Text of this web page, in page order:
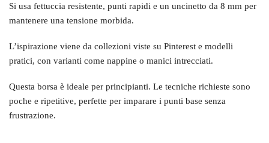
Si usa fettuccia resistente, punti rapidi e un uncinetto da 8 mm per
mantenere una tensione morbida.
L’ispirazione viene da collezioni viste su Pinterest e modelli
pratici, con varianti come nappine o manici intrecciati.
Questa borsa è ideale per principianti. Le tecniche richieste sono
poche e ripetitive, perfette per imparare i punti base senza
frustrazione.